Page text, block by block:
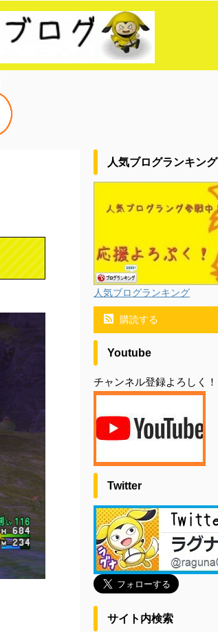
人気ブログランキング
人気ブログランキング
購読する
Youtube
チャンネル登録よろしく！
Twitter
サイト内検索